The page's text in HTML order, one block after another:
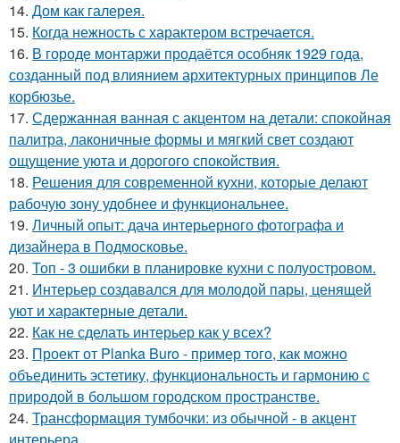
14. Дом как галерея.
15. Когда нежность с характером встречается.
16. В городе монтаржи продаётся особняк 1929 года,
созданный под влиянием архитектурных принципов Ле
корбюзье.
17. Сдержанная ванная с акцентом на детали: спокойная
палитра, лаконичные формы и мягкий свет создают
ощущение уюта и дорогого спокойствия.
18. Решения для современной кухни, которые делают
рабочую зону удобнее и функциональнее.
19. Личный опыт: дача интерьерного фотографа и
дизайнера в Подмосковье.
20. Топ - 3 ошибки в планировке кухни с полуостровом.
21. Интерьер создавался для молодой пары, ценящей
уют и характерные детали.
22. Как не сделать интерьер как у всех?
23. Проект от Planka Buro - пример того, как можно
объединить эстетику, функциональность и гармонию с
природой в большом городском пространстве.
24. Трансформация тумбочки: из обычной - в акцент